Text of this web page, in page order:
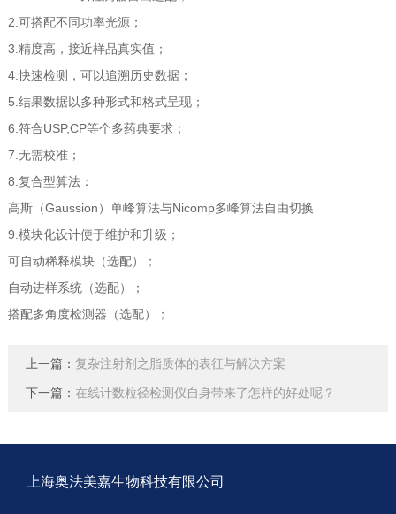
2.可搭配不同功率光源；
3.精度高，接近样品真实值；
4.快速检测，可以追溯历史数据；
5.结果数据以多种形式和格式呈现；
6.符合USP,CP等个多药典要求；
7.无需校准；
8.复合型算法：
高斯（Gaussion）单峰算法与Nicomp多峰算法自由切换
9.模块化设计便于维护和升级；
可自动稀释模块（选配）；
自动进样系统（选配）；
搭配多角度检测器（选配）；
上一篇： 复杂注射剂之脂质体的表征与解决方案
下一篇： 在线计数粒径检测仪自身带来了怎样的好处呢？
上海奥法美嘉生物科技有限公司